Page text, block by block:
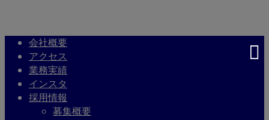
会社概要
アクセス
業務実績
インスタ
採用情報
募集概要